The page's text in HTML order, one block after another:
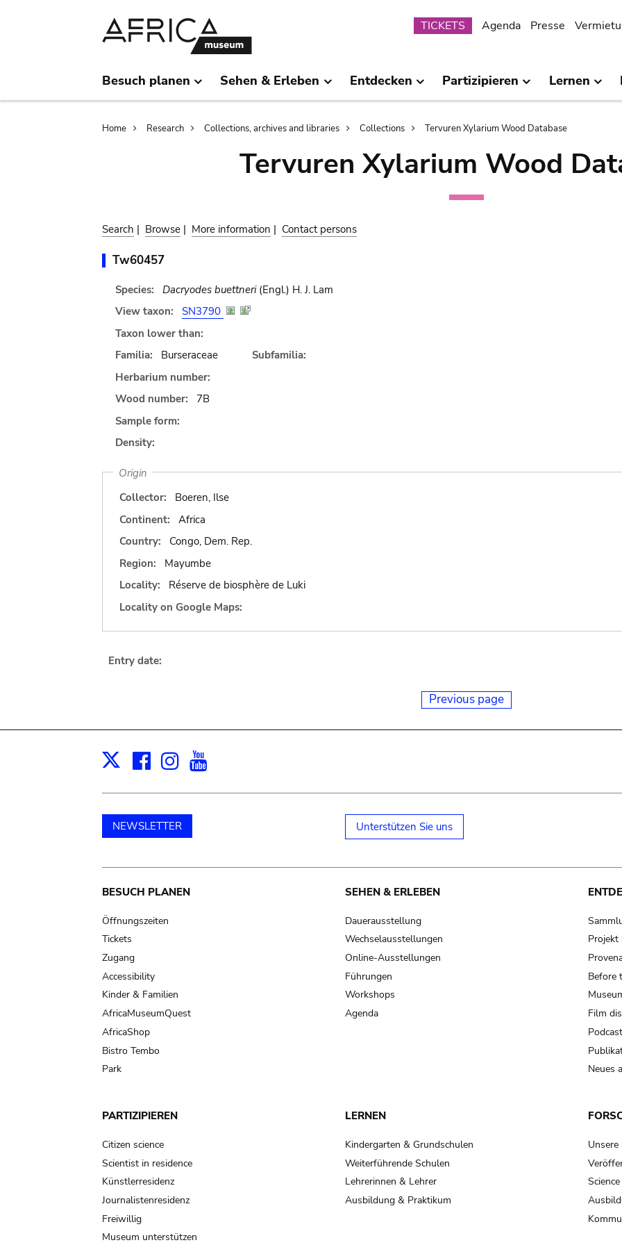
Submenu
TICKETS Agenda Presse
Besuch planen Sehen & Erleben Entdecken Partizipieren Lernen
Breadcrumb
Home Research Collections, archives and libraries Collections Tervuren Xylarium Wood Database
Tervuren Xylarium Wood
Search | Browse | More information | Contact persons
Tw60457
Species: Dacryodes buettneri(Engl.) H. J. Lam
View taxon:
SN3790
Taxon lower than:
Familia:
Burseraceae
Subfamilia:
Herbarium number:
Wood number:
7B
Sample form:
Density:
Origin
Collector:
Boeren, Ilse
Continent:
Africa
Country:
Congo, Dem. Rep.
Region:
Mayumbe
Locality:
Réserve de biosphère de Luki
Locality on Google Maps:
Entry date:
Previous page
X Facebook
Instagram
NEWSLETTER Unterstützen Sie uns
Main
navigation
BESUCH PLANEN
Öffnungszeiten
Tickets
Zugang
Accessibility
Kinder & Familien
AfricaMuseumQuest
AfricaShop
Bistro Tembo
Park
SEHEN & ERLEBEN
Dauerausstellung
Wechselausstellungen
Online-Ausstellungen
Führungen
Workshops
Agenda
Projekt
Before
Film
Neues
PARTIZIPIEREN
Citizen science
Scientist in residence
Künstlerresidenz
Journalistenresidenz
Freiwillig
Museum unterstützen
LERNEN
Kindergarten & Grundschulen
Weiterführende Schulen
Lehrerinnen & Lehrer
Ausbildung & Praktikum